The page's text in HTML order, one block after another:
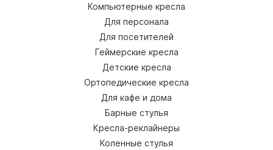
Компьютерные кресла
Для персонала
Для посетителей
Геймерские кресла
Детские кресла
Ортопедические кресла
Для кафе и дома
Барные стулья
Кресла-реклайнеры
Коленные стулья